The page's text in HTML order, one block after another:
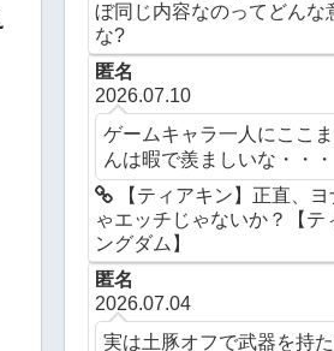
ぼ同じ内容なのってどんな
な?
匿名
2026.07.10
ゲームキャラ一人にここ
んは暇で羨ましいな・・・
【ティアキン】正直、
ゃエッチじゃないか？【テ
ングダム】
匿名
2026.07.04
実は土豚オフで武器を持